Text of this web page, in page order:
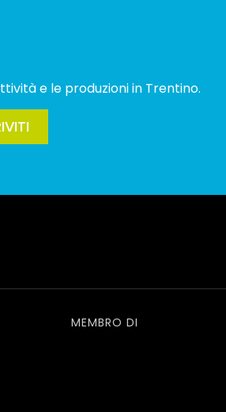
e le produzioni in Trentino.
MEMBRO DI